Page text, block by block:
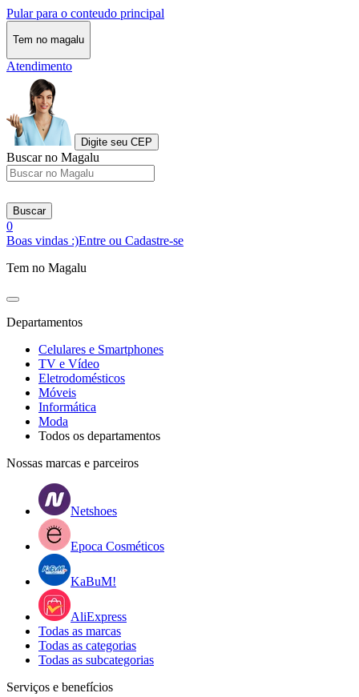
Pular para o conteudo principal
Tem no magalu
Atendimento
Digite seu CEP
Buscar no Magalu
Buscar
0
Boas vindas :)Entre ou Cadastre-se
Tem no Magalu
Departamentos
Celulares e Smartphones
TV e Vídeo
Eletrodomésticos
Móveis
Informática
Moda
Todos os departamentos
Nossas marcas e parceiros
Netshoes
Epoca Cosméticos
KaBuM!
AliExpress
Todas as marcas
Todas as categorias
Todas as subcategorias
Serviços e benefícios